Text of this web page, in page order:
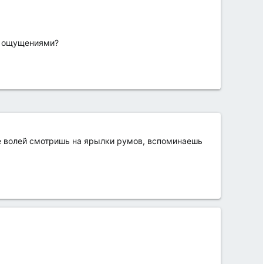
ощущениями?
смотришь на ярылки румов, вспоминаешь